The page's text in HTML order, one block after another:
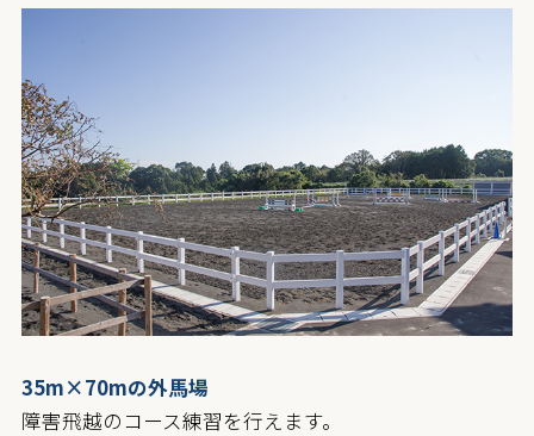
35m×70mの外馬場
障害飛越のコース練習を行えます。